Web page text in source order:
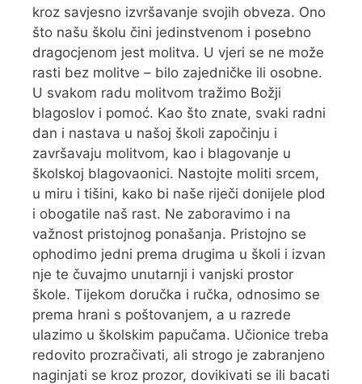
kroz savjesno izvršavanje svojih obveza. Ono
što našu školu čini jedinstvenom i posebno
dragocjenom jest molitva. U vjeri se ne može
rasti bez molitve – bilo zajedničke ili osobne.
U svakom radu molitvom tražimo Božji
blagoslov i pomoć. Kao što znate, svaki radni
dan i nastava u našoj školi započinju i
završavaju molitvom, kao i blagovanje u
školskoj blagovaonici. Nastojte moliti srcem,
u miru i tišini, kako bi naše riječi donijele plod
i obogatile naš rast. Ne zaboravimo i na
važnost pristojnog ponašanja. Pristojno se
ophodimo jedni prema drugima u školi i izvan
nje te čuvajmo unutarnji i vanjski prostor
škole. Tijekom doručka i ručka, odnosimo se
prema hrani s poštovanjem, a u razrede
ulazimo u školskim papučama. Učionice treba
redovito prozračivati, ali strogo je zabranjeno
naginjati se kroz prozor, dovikivati se ili bacati